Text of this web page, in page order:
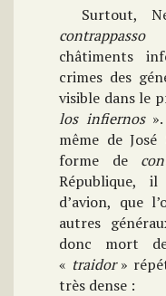
Surtout,
contrappasso
châtiments
crimes des
visible dans le
los infiernos
même de
forme de
République,
d’avion, que
autres
donc mort
« traidor»
très dense :